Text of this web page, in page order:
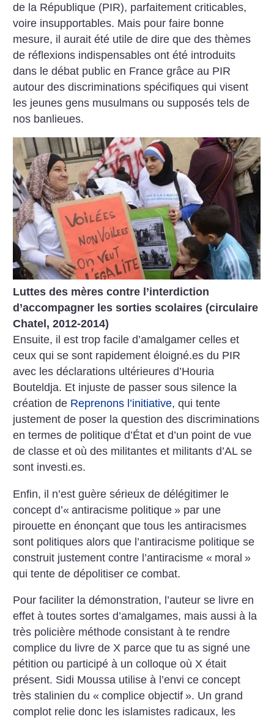
de la République (PIR), parfaitement criticables,
voire insupportables. Mais pour faire bonne
mesure, il aurait été utile de dire que des thèmes
de réflexions indispensables ont été introduits
dans le débat public en France grâce au PIR
autour des discriminations spécifiques qui visent
les jeunes gens musulmans ou supposés tels de
nos banlieues.
Luttes des mères contre l’interdiction
d’accompagner les sorties scolaires (circulaire
Chatel, 2012-2014)
Ensuite, il est trop facile d’amalgamer celles et
ceux qui se sont rapidement éloigné.es du PIR
avec les déclarations ultérieures d’Houria
Bouteldja. Et injuste de passer sous silence la
création de Reprenons l’initiative, qui tente
justement de poser la question des discriminations
en termes de politique d’État et d’un point de vue
de classe et où des militantes et militants d’AL se
sont investi.es.
Enfin, il n’est guère sérieux de délégitimer le
concept d’« antiracisme politique » par une
pirouette en énonçant que tous les antiracismes
sont politiques alors que l’antiracisme politique se
construit justement contre l’antiracisme « moral »
qui tente de dépolitiser ce combat.
Pour faciliter la démonstration, l’auteur se livre en
effet à toutes sortes d’amalgames, mais aussi à la
très policière méthode consistant à te rendre
complice du livre de X parce que tu as signé une
pétition ou participé à un colloque où X était
présent. Sidi Moussa utilise à l’envi ce concept
très stalinien du « complice objectif ». Un grand
complot relie donc les islamistes radicaux, les